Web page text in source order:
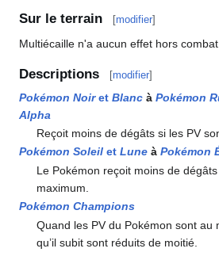
Sur le terrain [modifier]
Multiécaille n'a aucun effet hors combat.
Descriptions [modifier]
Pokémon Noiret Blanc à Pokémon
Alpha
Reçoit moins de dégâts si les PV
Pokémon Soleil et Lune à Pokémon
Le Pokémon reçoit moins de
maximum.
Pokémon Champions
Quand les PV du Pokémon sont au
qu’il subit sont réduits de moitié.